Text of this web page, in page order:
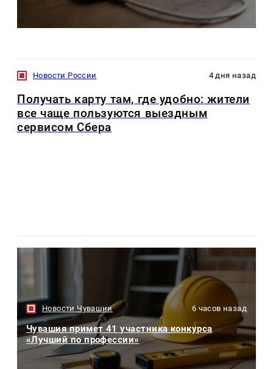
Новости России 4 дня назад
Получать карту там, где удобно: жители
все чаще пользуются выездным
сервисом Сбера
Новости Чувашии 6 часов назад
Чувашия примет 41 участника конкурса
«Лучший по профессии»